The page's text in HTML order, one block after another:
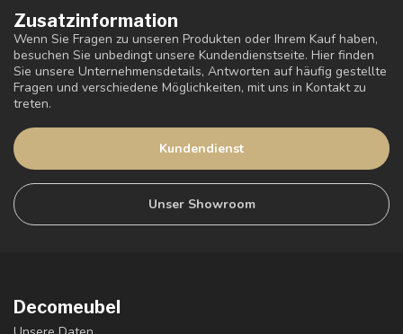
Zusatzinformation
Wenn Sie Fragen zu unseren Produkten oder Ihrem Kauf haben,
besuchen Sie unbedingt unsere Kundendienstseite. Hier finden
Sie unsere Unternehmensdetails, Antworten auf häufig gestellte
Fragen und verschiedene Möglichkeiten, mit uns in Kontakt zu
treten.
Kundendienst
Unser Showroom
Decomeubel